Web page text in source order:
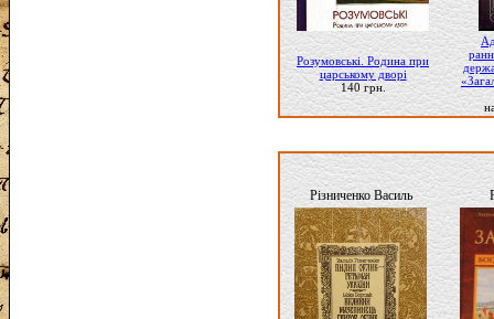
Розумовські. Родина при
царському дворі
140 грн.
Різниченко Василь